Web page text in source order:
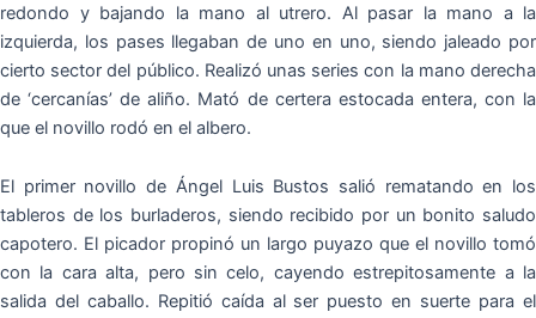
redondo y bajando la mano al utrero. Al pasar la mano a la
izquierda, los pases llegaban de uno en uno, siendo jaleado por
cierto sector del público. Realizó unas series con la mano derecha
de ‘cercanías’ de aliño. Mató de certera estocada entera, con la
que el novillo rodó en el albero.
El primer novillo de Ángel Luis Bustos salió rematando en los
tableros de los burladeros, siendo recibido por un bonito saludo
capotero. El picador propinó un largo puyazo que el novillo tomó
con la cara alta, pero sin celo, cayendo estrepitosamente a la
salida del caballo. Repitió caída al ser puesto en suerte para el